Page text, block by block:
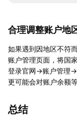
合理调整账户地
如果遇到因地区不符
账户管理页面，将国
登录官网→账户管理
更可能会对账户余额
总结